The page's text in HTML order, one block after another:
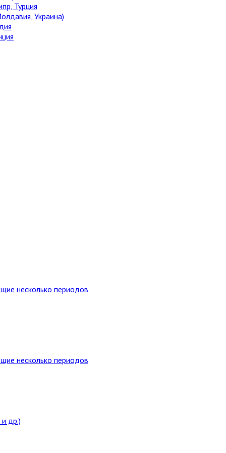
Турция
Украина)
несколько периодов
несколько периодов
др.)